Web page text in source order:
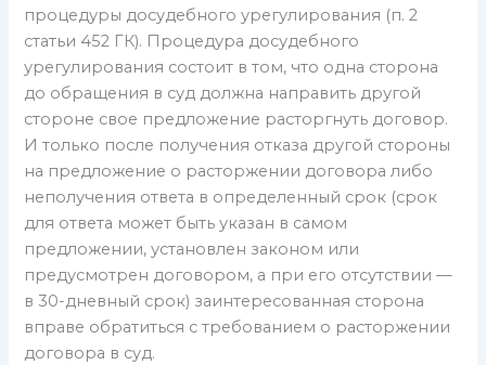
процедуры досудебного урегулирования (п. 2
статьи 452 ГК). Процедура досудебного
урегулирования состоит в том, что одна сторона
до обращения в суд должна направить другой
стороне свое предложение расторгнуть договор.
И только после получения отказа другой стороны
на предложение о расторжении договора либо
неполучения ответа в определенный срок (срок
для ответа может быть указан в самом
предложении, установлен законом или
предусмотрен договором, а при его отсутствии —
в 30-дневный срок) заинтересованная сторона
вправе обратиться с требованием о расторжении
договора в суд.